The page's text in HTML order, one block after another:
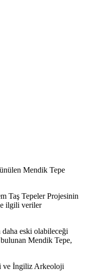
Mendik Tepe
Taş Tepeler Projesinin
ilgili veriler
daha eski olabileceği
Mendik Tepe,
ve İngiliz Arkeoloji